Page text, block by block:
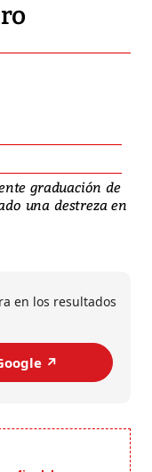
graduación de
una destreza en
en los resultados
↗️